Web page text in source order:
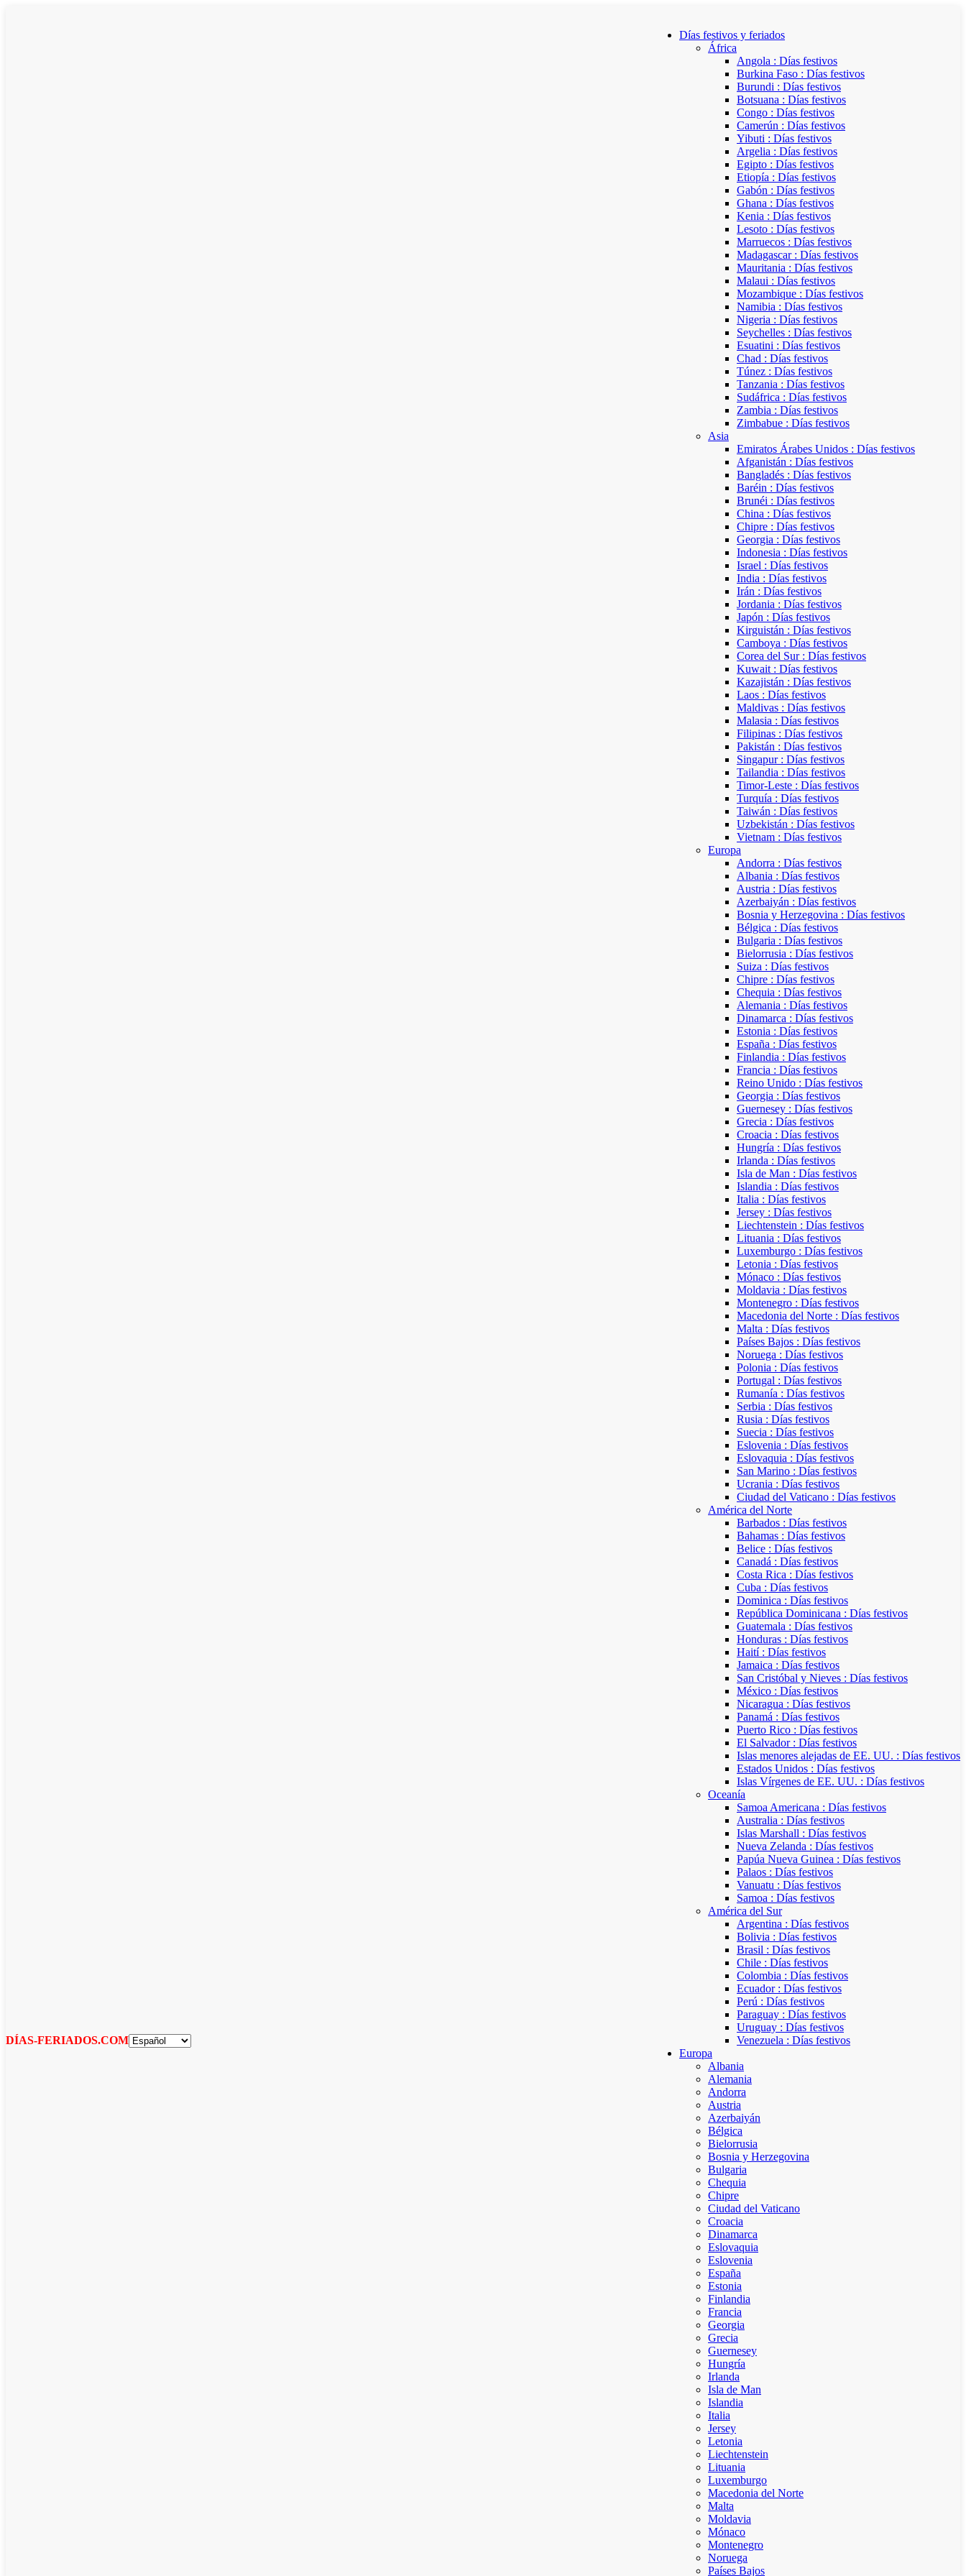
DÍAS-FERIADOS.COM
Días festivos y feriados
África
Angola : Días festivos
Burkina Faso : Días festivos
Burundi : Días festivos
Botsuana : Días festivos
Congo : Días festivos
Camerún : Días festivos
Yibuti : Días festivos
Argelia : Días festivos
Egipto : Días festivos
Etiopía : Días festivos
Gabón : Días festivos
Ghana : Días festivos
Kenia : Días festivos
Lesoto : Días festivos
Marruecos : Días festivos
Madagascar : Días festivos
Mauritania : Días festivos
Malaui : Días festivos
Mozambique : Días festivos
Namibia : Días festivos
Nigeria : Días festivos
Seychelles : Días festivos
Esuatini : Días festivos
Chad : Días festivos
Túnez : Días festivos
Tanzania : Días festivos
Sudáfrica : Días festivos
Zambia : Días festivos
Zimbabue : Días festivos
Asia
Emiratos Árabes Unidos : Días festivos
Afganistán : Días festivos
Bangladés : Días festivos
Baréin : Días festivos
Brunéi : Días festivos
China : Días festivos
Chipre : Días festivos
Georgia : Días festivos
Indonesia : Días festivos
Israel : Días festivos
India : Días festivos
Irán : Días festivos
Jordania : Días festivos
Japón : Días festivos
Kirguistán : Días festivos
Camboya : Días festivos
Corea del Sur : Días festivos
Kuwait : Días festivos
Kazajistán : Días festivos
Laos : Días festivos
Maldivas : Días festivos
Malasia : Días festivos
Filipinas : Días festivos
Pakistán : Días festivos
Singapur : Días festivos
Tailandia : Días festivos
Timor-Leste : Días festivos
Turquía : Días festivos
Taiwán : Días festivos
Uzbekistán : Días festivos
Vietnam : Días festivos
Europa
Andorra : Días festivos
Albania : Días festivos
Austria : Días festivos
Azerbaiyán : Días festivos
Bosnia y Herzegovina : Días festivos
Bélgica : Días festivos
Bulgaria : Días festivos
Bielorrusia : Días festivos
Suiza : Días festivos
Chipre : Días festivos
Chequia : Días festivos
Alemania : Días festivos
Dinamarca : Días festivos
Estonia : Días festivos
España : Días festivos
Finlandia : Días festivos
Francia : Días festivos
Reino Unido : Días festivos
Georgia : Días festivos
Guernesey : Días festivos
Grecia : Días festivos
Croacia : Días festivos
Hungría : Días festivos
Irlanda : Días festivos
Isla de Man : Días festivos
Islandia : Días festivos
Italia : Días festivos
Jersey : Días festivos
Liechtenstein : Días festivos
Lituania : Días festivos
Luxemburgo : Días festivos
Letonia : Días festivos
Mónaco : Días festivos
Moldavia : Días festivos
Montenegro : Días festivos
Macedonia del Norte : Días festivos
Malta : Días festivos
Países Bajos : Días festivos
Noruega : Días festivos
Polonia : Días festivos
Portugal : Días festivos
Rumanía : Días festivos
Serbia : Días festivos
Rusia : Días festivos
Suecia : Días festivos
Eslovenia : Días festivos
Eslovaquia : Días festivos
San Marino : Días festivos
Ucrania : Días festivos
Ciudad del Vaticano : Días festivos
América del Norte
Barbados : Días festivos
Bahamas : Días festivos
Belice : Días festivos
Canadá : Días festivos
Costa Rica : Días festivos
Cuba : Días festivos
Dominica : Días festivos
República Dominicana : Días festivos
Guatemala : Días festivos
Honduras : Días festivos
Haití : Días festivos
Jamaica : Días festivos
San Cristóbal y Nieves : Días festivos
México : Días festivos
Nicaragua : Días festivos
Panamá : Días festivos
Puerto Rico : Días festivos
El Salvador : Días festivos
Islas menores alejadas de EE. UU. : Días festivos
Estados Unidos : Días festivos
Islas Vírgenes de EE. UU. : Días festivos
Oceanía
Samoa Americana : Días festivos
Australia : Días festivos
Islas Marshall : Días festivos
Nueva Zelanda : Días festivos
Papúa Nueva Guinea : Días festivos
Palaos : Días festivos
Vanuatu : Días festivos
Samoa : Días festivos
América del Sur
Argentina : Días festivos
Bolivia : Días festivos
Brasil : Días festivos
Chile : Días festivos
Colombia : Días festivos
Ecuador : Días festivos
Perú : Días festivos
Paraguay : Días festivos
Uruguay : Días festivos
Venezuela : Días festivos
Europa
Albania
Alemania
Andorra
Austria
Azerbaiyán
Bélgica
Bielorrusia
Bosnia y Herzegovina
Bulgaria
Chequia
Chipre
Ciudad del Vaticano
Croacia
Dinamarca
Eslovaquia
Eslovenia
España
Estonia
Finlandia
Francia
Georgia
Grecia
Guernesey
Hungría
Irlanda
Isla de Man
Islandia
Italia
Jersey
Letonia
Liechtenstein
Lituania
Luxemburgo
Macedonia del Norte
Malta
Moldavia
Mónaco
Montenegro
Noruega
Países Bajos